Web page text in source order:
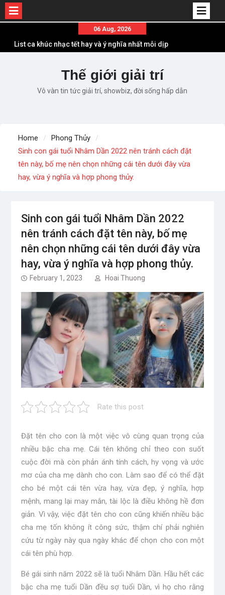
content
06 Aug, 2026
List ca khúc nhạc tết hay và ý nghĩa nhất mỗi dịp
Em ơi lên phố – Minh Vương: Màn comeback
Những ca khúc nhạc xuân “sặc mùi” quảng cáo
nhưng vẫn ấn tượng
TP – Full lyrics bản chuẩn
Thế giới giải trí
Vô vàn tin tức giải trí, showbiz, đời sống hấp dẫn
Home
Phong Thủy
Sinh con gái tuổi Nhâm Dần 2022 nên tránh cách đặt
tên này, bố mẹ nên chọn những cái tên dưới đây vừa
hay, vừa ý nghĩa và hợp phong thủy.
Sinh con gái tuổi Nhâm Dần 2022
nên tránh cách đặt tên này, bố mẹ
nên chọn những cái tên dưới đây vừa
hay, vừa ý nghĩa và hợp phong thủy.
February 1, 2023 Hoai Thuong
Rate this post
Đặt tên cho con là một việc vô cùng quan trọng của
nhiều bậc cha mẹ. Cái tên không chỉ theo con suốt
cuộc đời mà còn phản ánh tính cách, hy vọng và ước
mơ của cha mẹ dành cho con. Làm sao để có thể đặt
cho bé một cái tên vừa hay, vừa đẹp, ý nghĩa, hợp
mệnh, mang lại may mắn, tài lộc là điều không hề đơn
giản. Vì vậy, việc đặt tên cho con cũng khiến nhiều bậc
cha mẹ tốn không ít công sức, thậm chí phải nghiên
cứu từ ngày này qua ngày khác để chọn cho con một
cái tên phù hợp.
Bé gái sinh năm 2022 sẽ là tuổi Nhâm Dần. Hầu hết các
bậc cha mẹ tuổi Dần đều sợ tuổi Dần, vì họ cho rằng